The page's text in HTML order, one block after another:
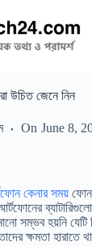
উচিত জেনে নিন
On June 8,
কেনার সময়
সম্ভব হয়নি যেটি
ক্ষমতা হারাতে